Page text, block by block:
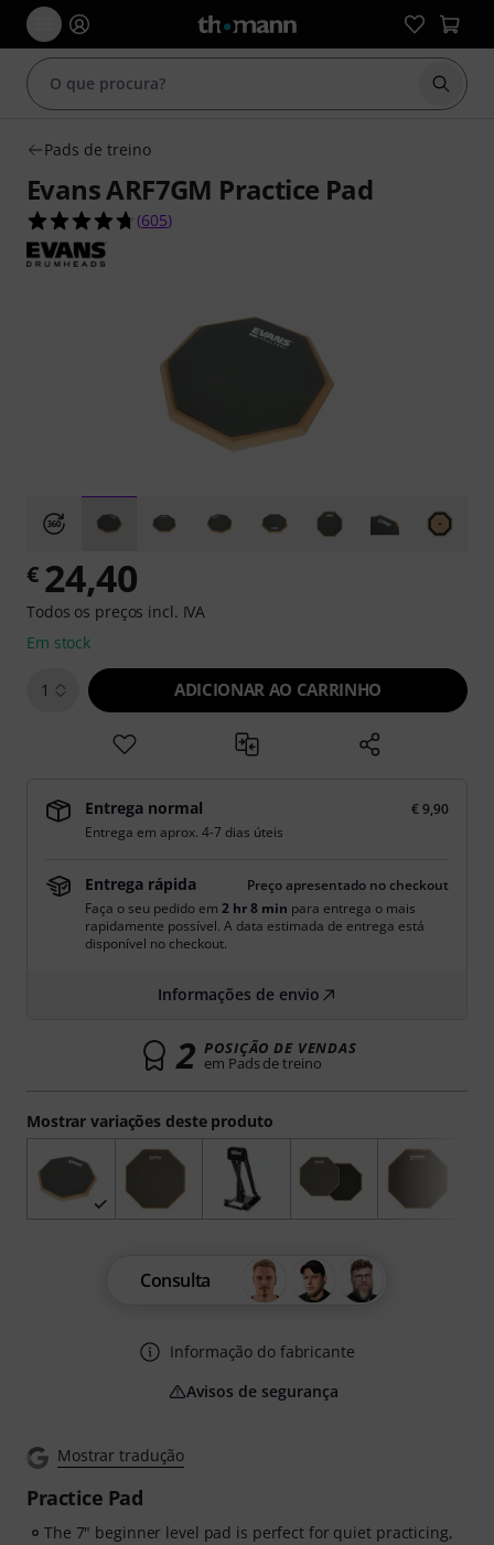
Iniciar
Pads de treino
Evans ARF7GM Practice Pad
4.7 de 5 estrelas de 605 avaliações de clientes
(605)
Mostrar tradução
Practice Pad
The 7" beginner level pad is perfect for quiet practicing,
Mostrar variações deste produto
€ 24,40
Todos os preços incl. IVA
Em stock
1 ADICIONAR AO CARRINHO
Entrega normal
€ 9,90
Entrega em aprox. 4-7 dias úteis
Entrega rápida
Preço apresentado no checkout
Faça o seu pedido em 2 hr 8 min para entrega o mais
rapidamente possível. A data estimada de entrega está
disponível no checkout.
Informações de envio
2 POSIÇÃO DE VENDAS
em Pads de treino
Consulta
Informação do fabricante
Avisos de segurança